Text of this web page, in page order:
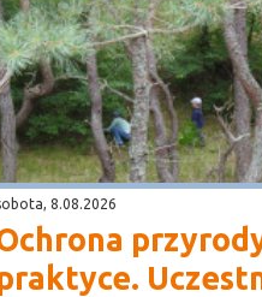
8.08.2026